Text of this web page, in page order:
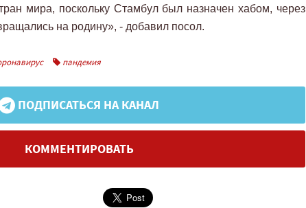
мира, поскольку Стамбул был назначен хабом, через
на родину», - добавил посол.
пандемия
ПОДПИСАТЬСЯ НА КАНАЛ
КОММЕНТИРОВАТЬ